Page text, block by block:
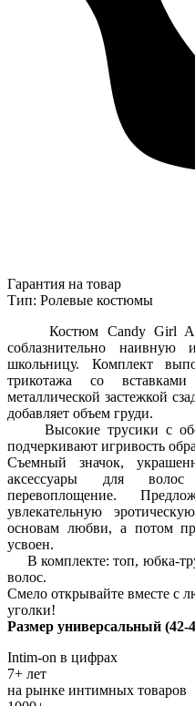
Гарантия на товар
Тип: Ролевые костюмы
Костюм Candy Girl
соблазнительно
школьницу. Комплект
трикотажа со
металлической застежкой
добавляет объем груди.
Высокие трусики с
подчеркивают игривость
Съемный значок,
аксессуары для
перевоплощение.
увлекательную
основам любви, а потом
усвоен.
В комплекте: топ, юбка-
волос.
Смело открывайте вместе с
уголки!
Размер универсальный (42-
Intim-on в цифрах
7+ лет
на рынке интимных товаров